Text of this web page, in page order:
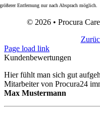
größerer Entfernung nur nach Absprach möglich.
© 2026 • Procura
Page load link
Kundenbewertungen
Hier fühlt man sich gut
Mitarbeiter von Procura24
Max Mustermann